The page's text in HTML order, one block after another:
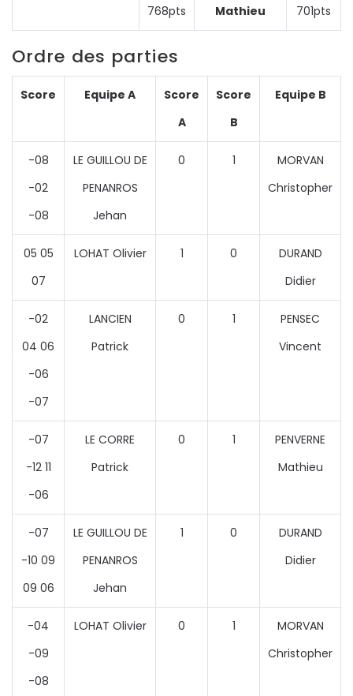
768pts
Mathieu
701pts
Ordre des parties
Score Equipe A
Score
A
Score
B
Equipe B
-08
-02
-08
LE GUILLOU DE
PENANROS
Jehan
0 1
MORVAN
Christopher
05 05
07
LOHAT Olivier 1 0
DURAND
Didier
-02
04 06
-06
-07
LANCIEN
Patrick
0 1
PENSEC
Vincent
-07
-12 11
-06
LE CORRE
Patrick
0 1
PENVERNE
Mathieu
-07
-10 09
09 06
LE GUILLOU DE
PENANROS
Jehan
1 0
DURAND
Didier
-04
-09
-08
LOHAT Olivier 0 1
MORVAN
Christopher